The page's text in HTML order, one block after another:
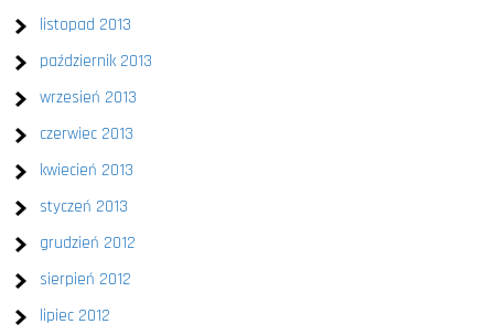
listopad 2013
październik 2013
wrzesień 2013
czerwiec 2013
kwiecień 2013
styczeń 2013
grudzień 2012
sierpień 2012
lipiec 2012